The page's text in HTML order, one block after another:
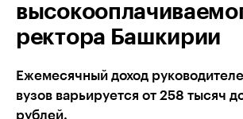
ректора Башкирии
Ежемесячный доход
вузов варьируется от 258 тысяч
рублей.